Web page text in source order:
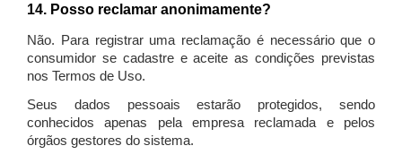
14. Posso reclamar anonimamente?
Não. Para registrar uma reclamação é necessário que o
consumidor se cadastre e aceite as condições previstas
nos Termos de Uso.
Seus dados pessoais estarão protegidos, sendo
conhecidos apenas pela empresa reclamada e pelos
órgãos gestores do sistema.